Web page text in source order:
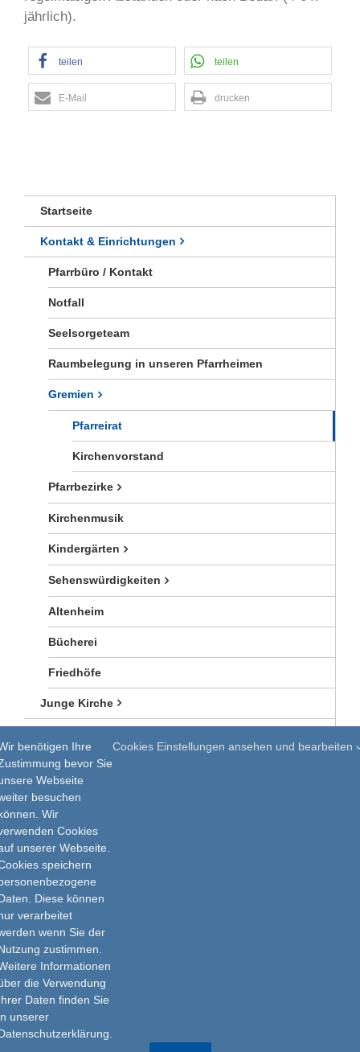
jährlich).
teilen teilen
E-Mail drucken
Startseite
Kontakt & Einrichtungen
Pfarrbüro / Kontakt
Notfall
Seelsorgeteam
Raumbelegung in unseren Pfarrheimen
Gremien
Pfarreirat
Kirchenvorstand
Pfarrbezirke
Kirchenmusik
Kindergärten
Sehenswürdigkeiten
Altenheim
Bücherei
Friedhöfe
Junge Kirche
Was tun, wenn…
benötigen Ihre
bevor Sie
Webseite
besuchen
Wir
Cookies
unserer Webseite.
speichern
Diese können
verarbeitet
wenn Sie der
zustimmen.
Informationen
die Verwendung
Daten finden Sie
unserer
Cookies Einstellungen ansehen und bearbeiten